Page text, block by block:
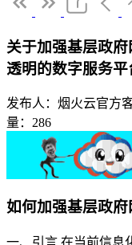
关于加强基层政
透明的数字服务平
发布人：烟火云官方
量：286
如何加强基层政
一、引言 在当前信息